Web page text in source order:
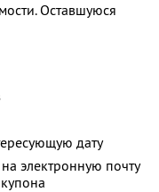
Оставшуюся
дату
электронную почту